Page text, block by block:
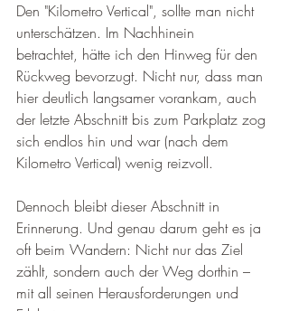
Den "Kilometro Vertical", sollte man nicht
unterschätzen. Im Nachhinein
betrachtet, hätte ich den Hinweg für den
Rückweg bevorzugt. Nicht nur, dass man
hier deutlich langsamer vorankam, auch
der letzte Abschnitt bis zum Parkplatz zog
sich endlos hin und war (nach dem
Kilometro Vertical) wenig reizvoll.
Dennoch bleibt dieser Abschnitt in
Erinnerung. Und genau darum geht es ja
oft beim Wandern: Nicht nur das Ziel
zählt, sondern auch der Weg dorthin –
mit all seinen Herausforderungen und